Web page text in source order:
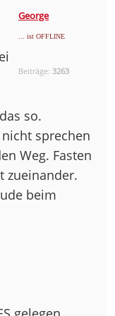
George
... ist OFFLINE
Beiträge:3263
so.
sprechen
Weg. Fasten
zueinander.
beim